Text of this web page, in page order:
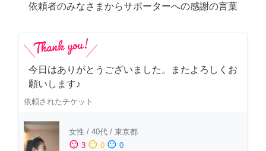
依頼者のみなさまからサポーターへの感謝の言葉
今日はありがとうございました。またよろしくお
願いします♪
依頼されたチケット
女性 / 40代 / 東京都
sentiment_satisfied 3 sentiment_neutral 0 sentiment_dissatisfied 0